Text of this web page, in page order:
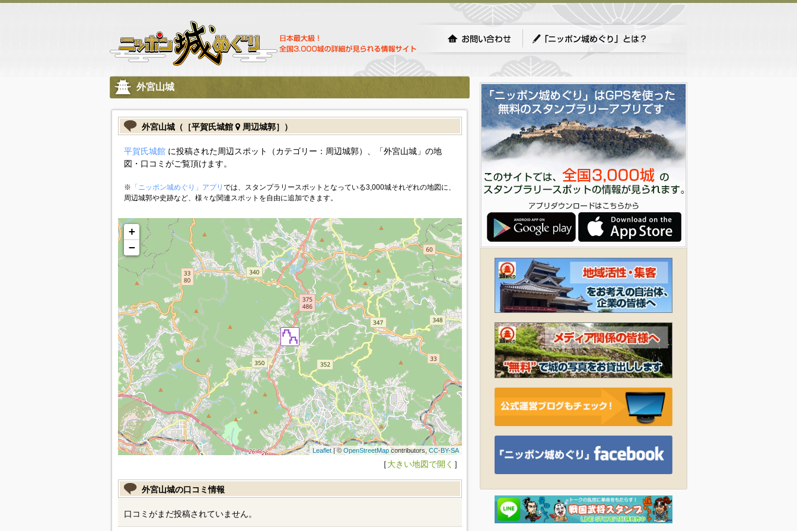
外宮山城
外宮山城（［平賀氏城館 周辺城郭］）
平賀氏城館に投稿された周辺スポット（カテゴリー：周辺城郭）、「外宮山城」の地
図・口コミがご覧頂けます。
※ 「ニッポン城めぐり」アプリ では、スタンプラリースポットとなっている3,000城それぞれの地図に、
周辺城郭や史跡など、様々な関連スポットを自由に追加できます。
+
−
Leaflet| © OpenStreetMapcontributors, CC-BY-SA
［大きい地図で開く ］
外宮山城の口コミ情報
口コミがまだ投稿されていません。